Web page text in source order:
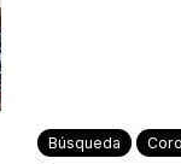
Búsqueda